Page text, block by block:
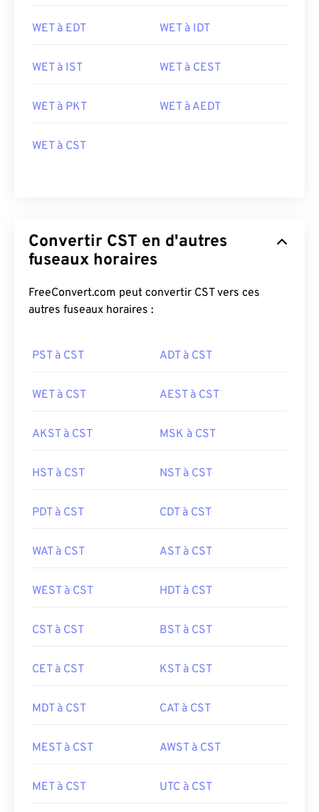
WET à EDT WET à IDT
WET à IST WET à CEST
WET à PKT WET à AEDT
WET à CST
Convertir CST en d'autres
fuseaux horaires
FreeConvert.com peut convertir CST vers ces
autres fuseaux horaires :
PST à CST ADT à CST
WET à CST AEST à CST
AKST à CST MSK à CST
HST à CST NST à CST
PDT à CST CDT à CST
WAT à CST AST à CST
WEST à CST HDT à CST
CST à CST BST à CST
CET à CST KST à CST
MDT à CST CAT à CST
MEST à CST AWST à CST
MET à CST UTC à CST